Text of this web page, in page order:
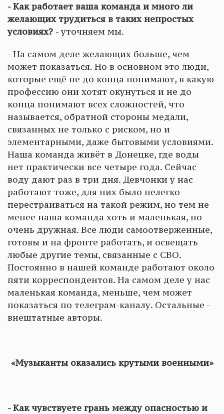
- Как работает ваша команда и много ли
желающих трудиться в таких непростых
условиях? - уточняем мы.
- На самом деле желающих больше, чем
может показаться. Но в основном это люди,
которые ещё не до конца понимают, в какую
профессию они хотят окунуться и не до
конца понимают всех сложностей, что
называется, обратной стороны медали,
связанных не только с риском, но и
элементарными, даже бытовыми условиями.
Наша команда живёт в Донецке, где воды
нет практически все четыре года. Сейчас
воду дают раз в три дня. Девчонки у нас
работают тоже, для них было нелегко
перестраиваться на такой режим, но тем не
менее наша команда хоть и маленькая, но
очень дружная. Все люди самоотверженные,
готовы и на фронте работать, и освещать
любые другие темы, связанные с СВО.
Постоянно в нашей команде работают около
пяти корреспондентов. На самом деле у нас
маленькая команда, меньше, чем может
показаться по телеграм-каналу. Остальные -
внештатные авторы.
«Музыканты оказались крутыми военными»
- Как чувствуете грань между опасностью и